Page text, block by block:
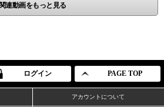
関連動画をもっと見る
ログイン PAGE TOP
アカウントについて